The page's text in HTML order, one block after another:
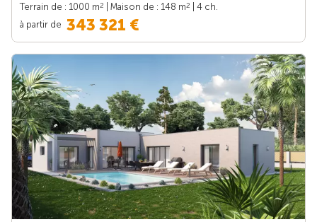
Terrain de : 1000 m2 | Maison de : 148 m2
| 4 ch.
à partir de 343 321 €